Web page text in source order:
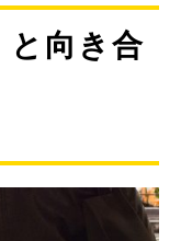
と向き合